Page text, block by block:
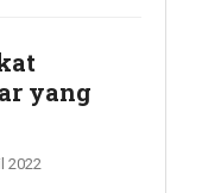
yang
2022